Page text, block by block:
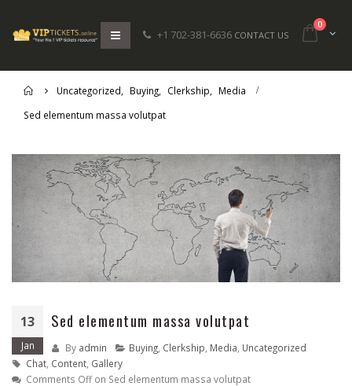
+1 702-381-6636 CONTACT US
0
Home
Uncategorized Buying Clerkship
Media
Sed elementum massa volutpat
13
Jan
Sed elementum massa volutpat
By admin Buying Clerkship Media Uncategorized
Chat, Content, Gallery
Comments Offon Sed elementum massa volutpat
Hello world!
April 24, 2018
Etiam laoreet